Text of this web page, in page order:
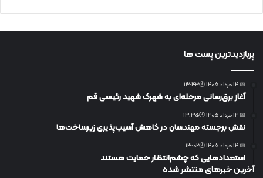
پربازدیدترین پست ها
📅 14 مرداد 1405 🕙13:43
آغاز برق‌رسانی مرحله‌ای به شهرک شهید رئیسی قم
📅 14 مرداد 1405 🕙13:35
نقش برجسته مهندسان در کاهش آسیب‌پذیری زیرساخت‌ها
📅 14 مرداد 1405 🕙13:02
استعدادهایی که چشم‌انتظار حمایت هستند
آخرین خبرهای منتشر شده